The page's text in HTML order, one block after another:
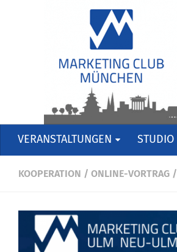
VERANSTALTUNGEN STUDIO
KOOPERATION / ONLINE-VORTRAG /